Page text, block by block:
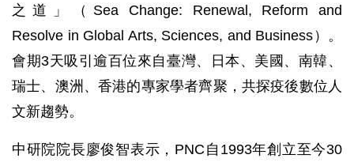
之道」（Sea Change: Renewal, Reform and
Resolve in Global Arts, Sciences, and Business）。
會期3天吸引逾百位來自臺灣、日本、美國、南韓、
瑞士、澳洲、香港的專家學者齊聚，共探疫後數位人
文新趨勢。
中研院院長廖俊智表示，PNC自1993年創立至今30